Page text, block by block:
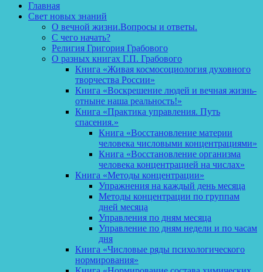
Главная
Свет новых знаний
О вечной жизни.Вопросы и ответы.
С чего начать?
Религия Григория Грабового
О разных книгах Г.П. Грабового
Книга «Живая космосоциология духовного
творчества России»
Книга «Воскрешение людей и вечная жизнь-
отныне наша реальность!»
Книга «Практика управления. Путь
спасения.»
Книга «Восстановление материи
человека числовыми концентрациями»
Книга «Восстановление организма
человека концентрацией на числах»
Книга «Методы концентрации»
Упражнения на каждый день месяца
Методы концентрации по группам
дней месяца
Управления по дням месяца
Управление по дням недели и по часам
дня
Книга «Числовые ряды психологического
нормирования»